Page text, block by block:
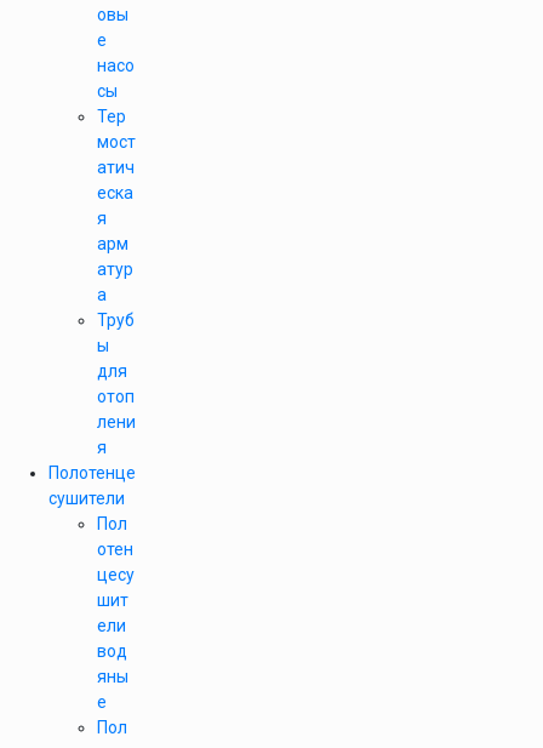
овы
е
насо
сы
Тер
мост
атич
еска
я
арм
атур
а
Труб
ы
для
отоп
лени
я
Полотенце
сушители
Пол
отен
цесу
шит
ели
вод
яны
е
Пол